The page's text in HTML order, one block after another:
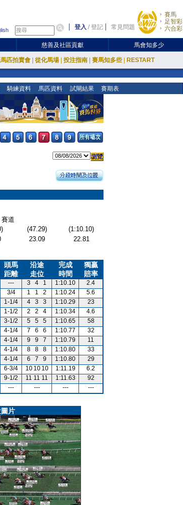
登入 /登記 常見問題
賽馬
足智彩
六合彩
慈善及社區貢獻 馬會知多少
匹拍賣會 從化馬場 投注指南 賽馬知多些 RESTART
騎練資料 馬匹資料 試閘結果 賽期表
道
(47.29)
(1:10.10)
23.09
22.81
頭馬
距離
沿途
走位
完成
時間
獨贏
賠率
--- 3 4 1 1:10.10
2.4
3/4 1 1 2 1:10.24
5.6
1-1/4 4 3 3 1:10.29
23
1-1/2 2 2 4 1:10.34
4.6
3-1/2 5 5 5 1:10.65
58
4-1/4 7 6 6 1:10.77
32
4-1/4 9 9 7 1:10.79
11
4-1/4 8 8 8 1:10.80
33
4-1/4 6 7 9 1:10.80
29
6-3/4 10 10 10 1:11.19
6.2
9-1/2 11 11 11 1:11.63
92
--- --- --- ---
片